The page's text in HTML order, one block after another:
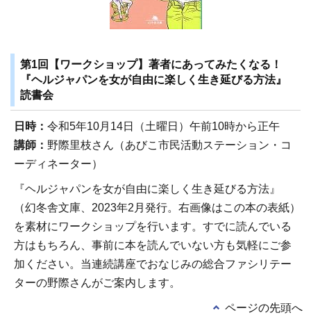
第1回【ワークショップ】著者にあってみたくなる！
『ヘルジャパンを女が自由に楽しく生き延びる方法』
読書会
日時： 令和5年10月14日（土曜日）午前10時から正午
講師： 野際里枝さん（あびこ市民活動ステーション・コ
ーディネーター）
『ヘルジャパンを女が自由に楽しく生き延びる方法』
（幻冬舎文庫、2023年2月発行。右画像はこの本の表紙）
を素材にワークショップを行います。すでに読んでいる
方はもちろん、事前に本を読んでいない方も気軽にご参
加ください。当連続講座でおなじみの総合ファシリテー
ターの野際さんがご案内します。
ページの先頭へ